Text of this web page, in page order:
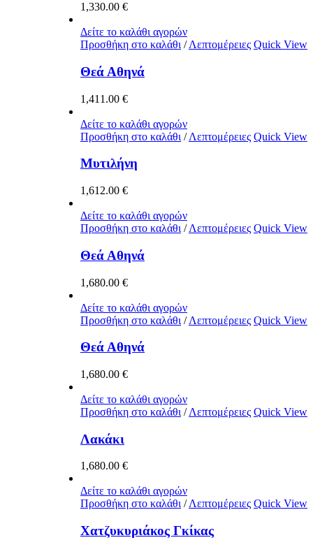
1,330.00 €
Δείτε το καλάθι αγορών
Προσθήκη στο καλάθι / Λεπτομέρειες Quick View
Θεά Αθηνά
1,411.00 €
Δείτε το καλάθι αγορών
Προσθήκη στο καλάθι / Λεπτομέρειες Quick View
Μυτιλήνη
1,612.00 €
Δείτε το καλάθι αγορών
Προσθήκη στο καλάθι / Λεπτομέρειες Quick View
Θεά Αθηνά
1,680.00 €
Δείτε το καλάθι αγορών
Προσθήκη στο καλάθι / Λεπτομέρειες Quick View
Θεά Αθηνά
1,680.00 €
Δείτε το καλάθι αγορών
Προσθήκη στο καλάθι / Λεπτομέρειες Quick View
Λακάκι
1,680.00 €
Δείτε το καλάθι αγορών
Προσθήκη στο καλάθι / Λεπτομέρειες Quick View
Χατζυκυριάκος Γκίκας